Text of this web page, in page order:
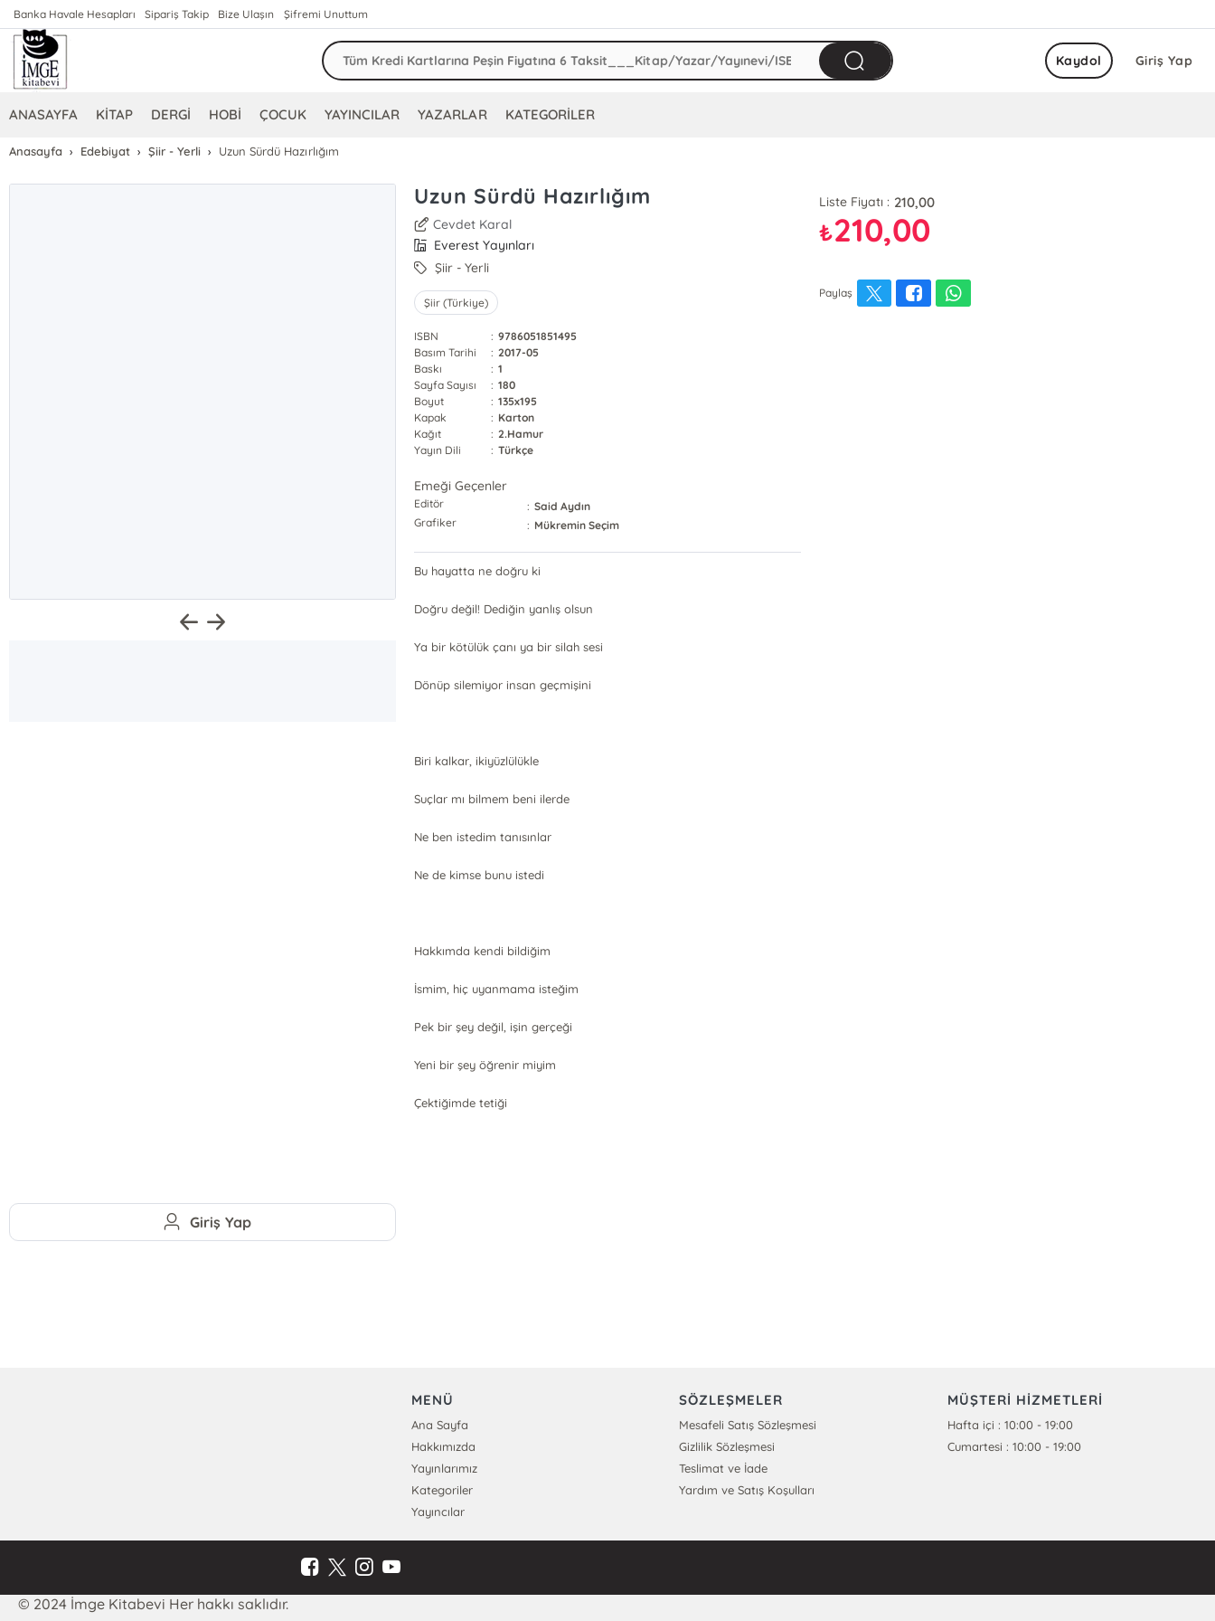
Banka Havale Hesapları Sipariş Takip Bize Ulaşın Şifremi Unuttum
Giriş Yap
Kaydol
ANASAYFA KİTAP DERGİ HOBİ ÇOCUK YAYINCILAR YAZARLAR KATEGORİLER
Anasayfa Edebiyat Şiir - Yerli Uzun Sürdü Hazırlığım
Uzun Sürdü Hazırlığım
Cevdet Karal
Everest Yayınları
Şiir - Yerli
Şiir (Türkiye)
ISBN : 9786051851495
Basım Tarihi
: 2017-05
Baskı
: 1
Sayfa Sayısı
: 180
Boyut
: 135x195
Kapak
: Karton
Kağıt
: 2.Hamur
Yayın Dili
: Türkçe
Emeği Geçenler
Editör : Said Aydın
Grafiker
: Mükremin Seçim
Bu hayatta ne doğru ki
Doğru değil! Dediğin yanlış olsun
Ya bir kötülük çanı ya bir silah sesi
Dönüp silemiyor insan geçmişini
Biri kalkar, ikiyüzlülükle
Suçlar mı bilmem beni ilerde
Ne ben istedim tanısınlar
Ne de kimse bunu istedi
Hakkımda kendi bildiğim
İsmim, hiç uyanmama isteğim
Pek bir şey değil, işin gerçeği
Yeni bir şey öğrenir miyim
Çektiğimde tetiği
Liste Fiyatı : 210,00
₺210,00
Paylaş
Giriş Yap
MENÜ
Ana Sayfa
Hakkımızda
Yayınlarımız
Kategoriler
Yayıncılar
SÖZLEŞMELER
Mesafeli Satış Sözleşmesi
Gizlilik Sözleşmesi
Teslimat ve İade
Yardım ve Satış Koşulları
MÜŞTERİ HİZMETLERİ
Hafta içi : 10:00 - 19:00
Cumartesi : 10:00 - 19:00
© 2024 İmge Kitabevi Her hakkı saklıdır.